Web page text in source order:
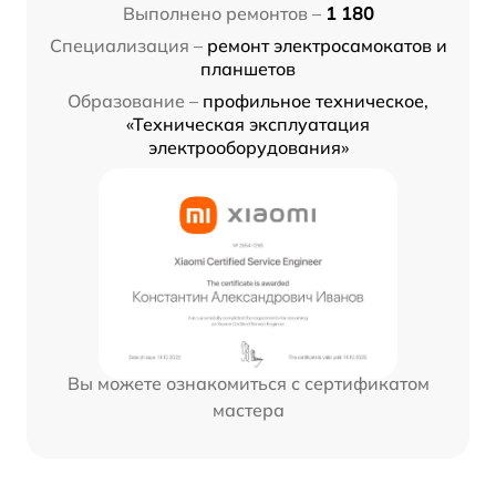
Выполнено ремонтов – 1 180
Специализация – ремонт электросамокатов и
планшетов
Образование – профильное техническое,
«Техническая эксплуатация
электрооборудования»
Вы можете ознакомиться с сертификатом
мастера